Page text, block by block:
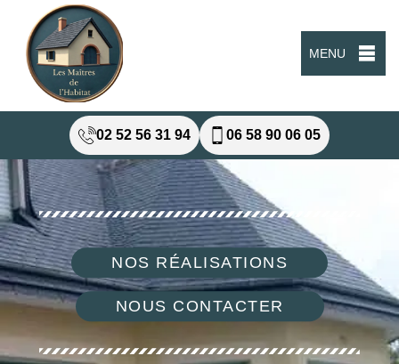
MENU
02 52 56 31 94 06 58 90 06 05
NOS RÉALISATIONS
NOUS CONTACTER